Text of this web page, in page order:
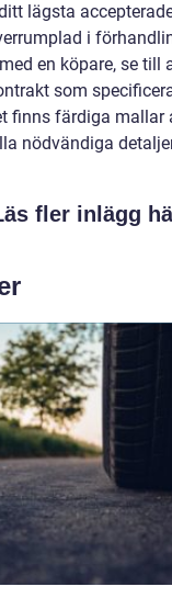
lägsta
i
en köpare, se till
som
finns färdiga mallar
nödvändiga
fler inlägg